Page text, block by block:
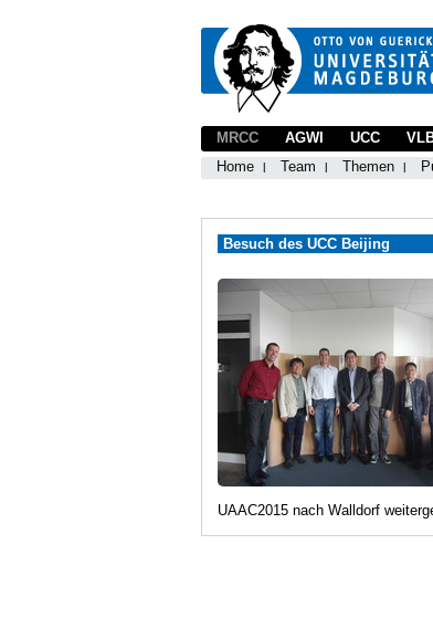
MRCC
Home
Team Themen
AGWI UCC
Besuch des UCC Beijing
UAAC2015 nach Walldorf